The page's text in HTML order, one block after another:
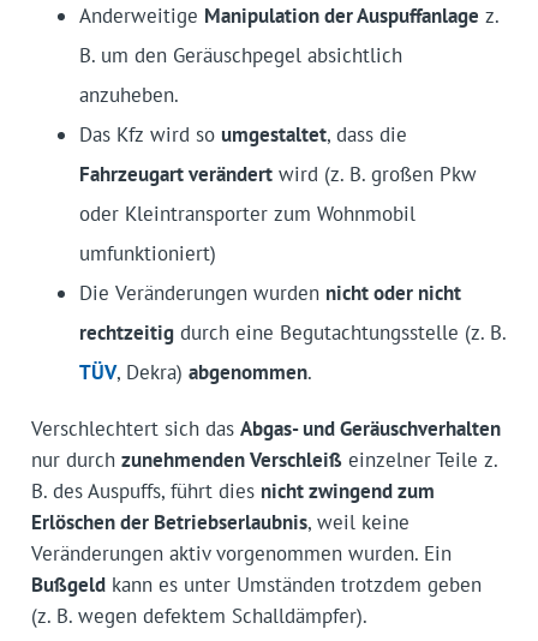
Anderweitige Manipulation der Auspuffanlage z.
B. um den Geräuschpegel absichtlich
anzuheben.
Das Kfz wird so umgestaltet, dass die
Fahrzeugart verändertwird (z. B. großen Pkw
oder Kleintransporter zum Wohnmobil
umfunktioniert)
Die Veränderungen wurden nicht oder nicht
rechtzeitigdurch eine Begutachtungsstelle (z. B.
TÜV, Dekra) abgenommen.
Verschlechtert sich das Abgas- und Geräuschverhalten
nur durch zunehmenden Verschleißeinzelner Teile z.
B. des Auspuffs, führt dies nicht zwingend zum
Erlöschen der Betriebserlaubnis, weil keine
Veränderungen aktiv vorgenommen wurden. Ein
Bußgeldkann es unter Umständen trotzdem geben
(z. B. wegen defektem Schalldämpfer).